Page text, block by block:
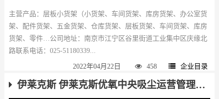
主营产品：层板小货架（小货架、车间货架、库房货架、办公室货
架、配件货架、五金货架、仓库货架、层板货架、车间货架、库房
货架、零件…公司地址：南京市江宁区谷里街道工业集中区庆缘北
路联系电话：025-51180339...
2022年04月22日 458 企业目录
伊莱克斯 伊莱克斯优氧中央吸尘运营管理中心